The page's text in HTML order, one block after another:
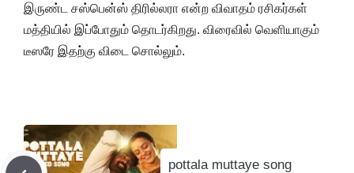
இருண்ட சஸ்பென்ஸ் திரில்லரா என்ற விவாதம் ரசிகர்கள்
மத்தியில் இப்போதும் தொடர்கிறது. விரைவில் வெளியாகும்
டீஸரே இதற்கு விடை சொல்லும்.
pottala muttaye song